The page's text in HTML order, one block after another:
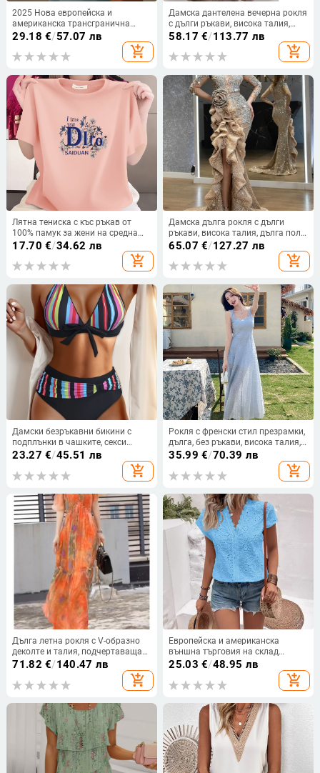
2025 Нова европейска и
американска трансгранична
елегантна рокля с кръгло
едноцветна, със страничен джоб
29.18 €/57.07 лв
add_shopping_cart
Дамска дантелена вечерна рокля
с дълги ръкави, висока талия,
принцес стил пола, дълга рокля
58.17 €/113.77 лв
add_shopping_cart
Лятна тениска с къс ръкав от
100% памук за жени на средна
възраст, свободна кройка, кръгло
деколте, прикрива корема, стилен
и подходящ за ежедневието
17.70 €/34.62 лв
add_shopping_cart
Дамска дълга рокля с дълги
ръкави, висока талия, дълга пола,
полиестер 95%+
65.07 €/127.27 лв
add_shopping_cart
Дамски безръкавни бикини с
подплънки в чашките, секси
дизайн, полиестерна материя
(82% полиестер) и подплата
спандекс 18%, без метална опора,
23.27 €/45.51 лв
add_shopping_cart
Рокля с френски стил презрамки,
дълга, без ръкави, висока талия,
квадратно деколте
35.99 €/70.39 лв
add_shopping_cart
Дълга летна рокля с V-образно
деколте и талия, подчертаваща
силуета, плажен принт,
полиестер, къс ръкав, летен сезон
2024
71.82 €/140.47 лв
add_shopping_cart
Европейска и американска
външна търговия на склад
Дамска дантелена декоративна
куха дантелена риза Дамски топ
25.03 €/48.95 лв
add_shopping_cart